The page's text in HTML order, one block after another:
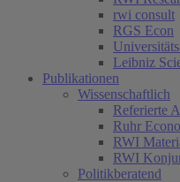
rwi consult
RGS Econ
Leibniz
Publikationen
Wissenschaftlich
Referierte
Ruhr
RWI
RWI
Politikberatend